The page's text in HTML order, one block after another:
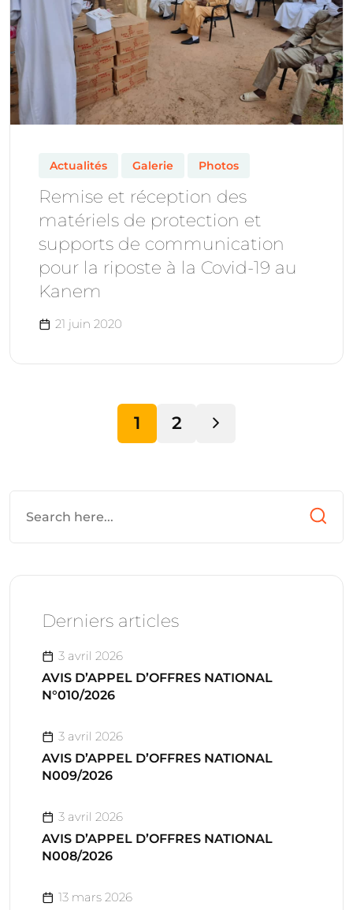
Actualités Galerie Photos
Remise et réception des
matériels de protection et
supports de communication
pour la riposte à la Covid-19 au
Kanem
21 juin 2020
1 2
Derniers articles
3 avril 2026
AVIS D’APPEL D’OFFRES NATIONAL
N°010/2026
3 avril 2026
AVIS D’APPEL D’OFFRES NATIONAL
N009/2026
3 avril 2026
AVIS D’APPEL D’OFFRES NATIONAL
N008/2026
13 mars 2026